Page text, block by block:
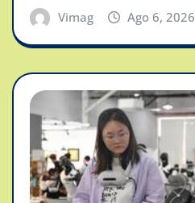
Vimag Ago 6, 2026